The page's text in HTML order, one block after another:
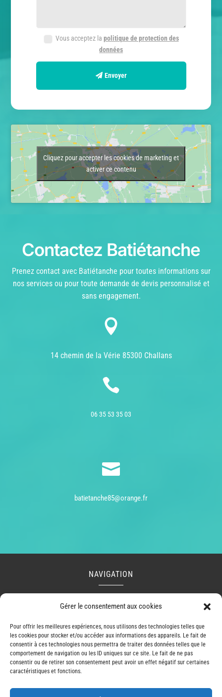
Gérer le consentement aux cookies
Pour offrir les meilleures expériences, nous utilisons des technologies telles que
les cookies pour stocker et/ou accéder aux informations des appareils. Le fait de
consentir à ces technologies nous permettra de traiter des données telles que le
comportement de navigation ou les ID uniques sur ce site. Le fait de ne pas
consentir ou de retirer son consentement peut avoir un effet négatif sur certaines
caractéristiques et fonctions.
Vous acceptez la politique de protection des
données
Envoyer
Cliquez pour accepter les cookies de marketing et
activer ce contenu
Contactez Batiétanche
Prenez contact avec Batiétanche pour toutes informations sur
nos services ou pour toute demande de devis personnalisé et
sans engagement.

14 chemin de la Vérie 85300 Challans

06 35 53 35 03

batietanche85@orange.fr
NAVIGATION
Contact Mentions légales
Secteurs
RÉALISATION